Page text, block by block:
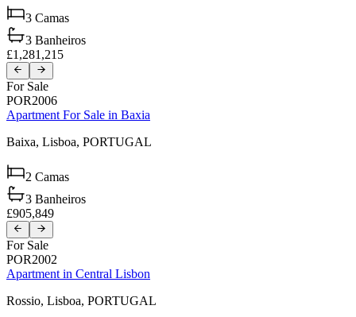
3 Camas
3 Banheiros
£1,281,215
For Sale
POR2006
Apartment For Sale in Baxia
Baixa, Lisboa, PORTUGAL
2 Camas
3 Banheiros
£905,849
For Sale
POR2002
Apartment in Central Lisbon
Rossio, Lisboa, PORTUGAL